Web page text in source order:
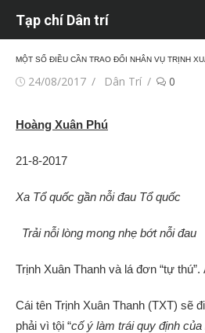
Tạp chí Dân trí
MỘT SỐ ĐIỀU CẦN TRAO ĐỔI NHÂN VỤ TRỊNH
Đăng24/08/2017
Tác
Dân Trí 0
Hoàng Xuân Phú
21-8-2017
Xa Tổ quốc gần nỗi đau Tổ quốc
Trải nỗi lòng mong nhẹ bớt nỗi đau
Trịnh Xuân Thanh và lá đơn “tự
Cái tên Trịnh Xuân Thanh (TXT) sẽ
phải vì tội “cố ý làm trái quy định